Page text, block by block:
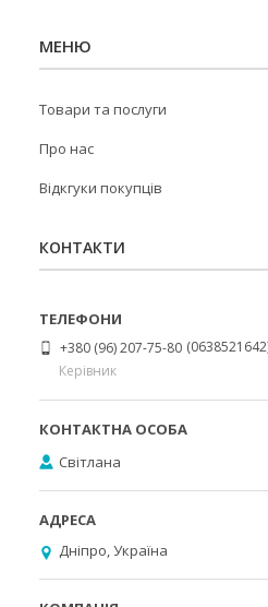
Товари та послуги
Про нас
Відкгуки покупців
КОНТАКТИ
+380 (96) 207-75-80 0638521642
Керівник
Світлана
Дніпро, Україна